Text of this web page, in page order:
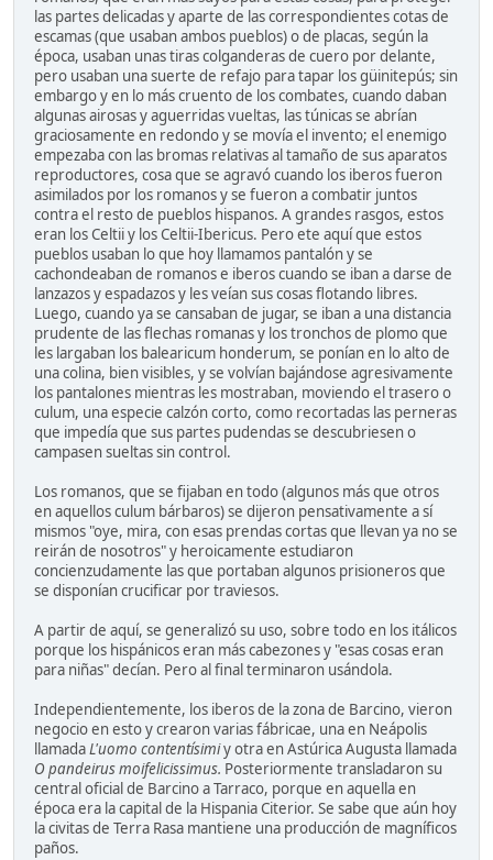
las partes delicadas y aparte de las correspondientes cotas de
escamas (que usaban ambos pueblos) o de placas, según la
época, usaban unas tiras colganderas de cuero por delante,
pero usaban una suerte de refajo para tapar los güinitepús; sin
embargo y en lo más cruento de los combates, cuando daban
algunas airosas y aguerridas vueltas, las túnicas se abrían
graciosamente en redondo y se movía el invento; el enemigo
empezaba con las bromas relativas al tamaño de sus aparatos
reproductores, cosa que se agravó cuando los iberos fueron
asimilados por los romanos y se fueron a combatir juntos
contra el resto de pueblos hispanos. A grandes rasgos, estos
eran los Celtii y los Celtii-Ibericus. Pero ete aquí que estos
pueblos usaban lo que hoy llamamos pantalón y se
cachondeaban de romanos e iberos cuando se iban a darse de
lanzazos y espadazos y les veían sus cosas flotando libres.
Luego, cuando ya se cansaban de jugar, se iban a una distancia
prudente de las flechas romanas y los tronchos de plomo que
les largaban los balearicum honderum, se ponían en lo alto de
una colina, bien visibles, y se volvían bajándose agresivamente
los pantalones mientras les mostraban, moviendo el trasero o
culum, una especie calzón corto, como recortadas las perneras
que impedía que sus partes pudendas se descubriesen o
campasen sueltas sin control.
Los romanos, que se fijaban en todo (algunos más que otros
en aquellos culum bárbaros) se dijeron pensativamente a sí
mismos "oye, mira, con esas prendas cortas que llevan ya no se
reirán de nosotros" y heroicamente estudiaron
concienzudamente las que portaban algunos prisioneros que
se disponían crucificar por traviesos.
A partir de aquí, se generalizó su uso, sobre todo en los itálicos
porque los hispánicos eran más cabezones y "esas cosas eran
para niñas" decían. Pero al final terminaron usándola.
Independientemente, los iberos de la zona de Barcino, vieron
negocio en esto y crearon varias fábricae, una en Neápolis
llamadaL'uomo contentísimiy otra en Astúrica Augusta llamada
O pandeirus moifelicissimus. Posteriormente transladaron su
central oficial de Barcino a Tarraco, porque en aquella en
época era la capital de la Hispania Citerior. Se sabe que aún hoy
la civitas de Terra Rasa mantiene una producción de magníficos
paños.